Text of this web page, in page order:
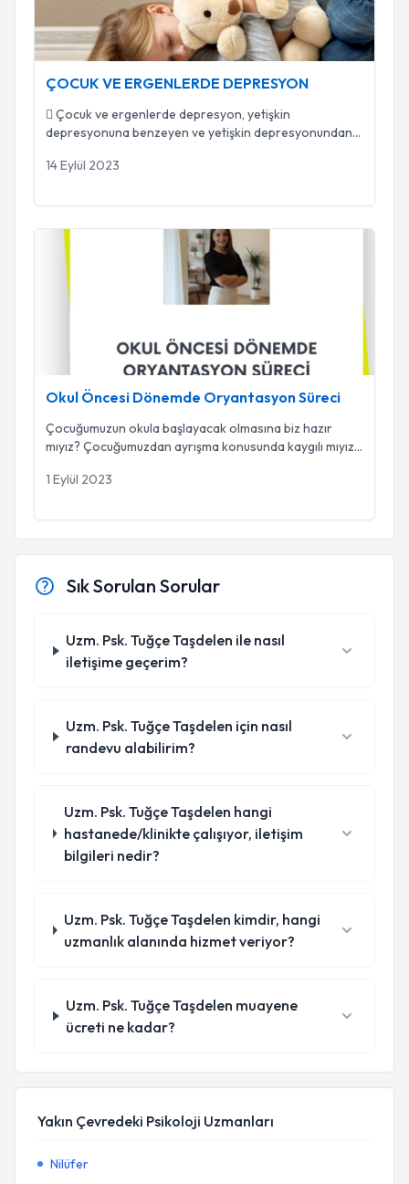
ÇOCUK VE ERGENLERDE DEPRESYON
 Çocuk ve ergenlerde depresyon, yetişkin
depresyonuna benzeyen ve yetişkin depresyonundan
14 Eylül 2023
Okul Öncesi Dönemde Oryantasyon Süreci
Okul Öncesi Dönemde Oryantasyon Süreci
Çocuğumuzun okula başlayacak olmasına biz hazır
mıyız? Çocuğumuzdan ayrışma konusunda kaygılı mıyız...
1 Eylül 2023
Sık Sorulan Sorular
Uzm. Psk. Tuğçe Taşdelen ile nasıl
iletişime geçerim?
Uzm. Psk. Tuğçe Taşdelen için nasıl
randevu alabilirim?
Uzm. Psk. Tuğçe Taşdelen hangi
hastanede/klinikte çalışıyor, iletişim
bilgileri nedir?
Uzm. Psk. Tuğçe Taşdelen kimdir, hangi
uzmanlık alanında hizmet veriyor?
Uzm. Psk. Tuğçe Taşdelen muayene
ücreti ne kadar?
Yakın Çevredeki Psikoloji Uzmanları
Nilüfer